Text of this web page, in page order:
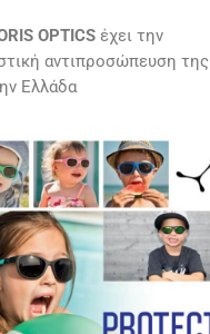
OPTICS έχει την
αντιπροσώπευση της
Ελλάδα